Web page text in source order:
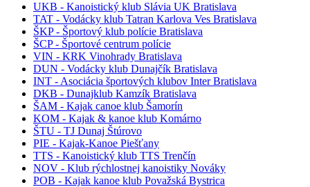
UKB - Kanoistický klub Slávia UK Bratislava
TAT - Vodácky klub Tatran Karlova Ves Bratislava
ŠKP - Športový klub polície Bratislava
ŠCP - Športové centrum polície
VIN - KRK Vinohrady Bratislava
DUN - Vodácky klub Dunajčík Bratislava
INT - Asociácia športových klubov Inter Bratislava
DKB - Dunajklub Kamzík Bratislava
ŠAM - Kajak canoe klub Šamorín
KOM - Kajak & kanoe klub Komárno
ŠTU - TJ Dunaj Štúrovo
PIE - Kajak-Kanoe Piešťany
TTS - Kanoistický klub TTS Trenčín
NOV - Klub rýchlostnej kanoistiky Nováky
POB - Kajak kanoe klub Považská Bystrica